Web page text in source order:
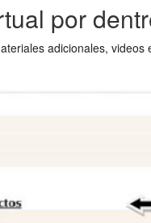
por
adicionales,